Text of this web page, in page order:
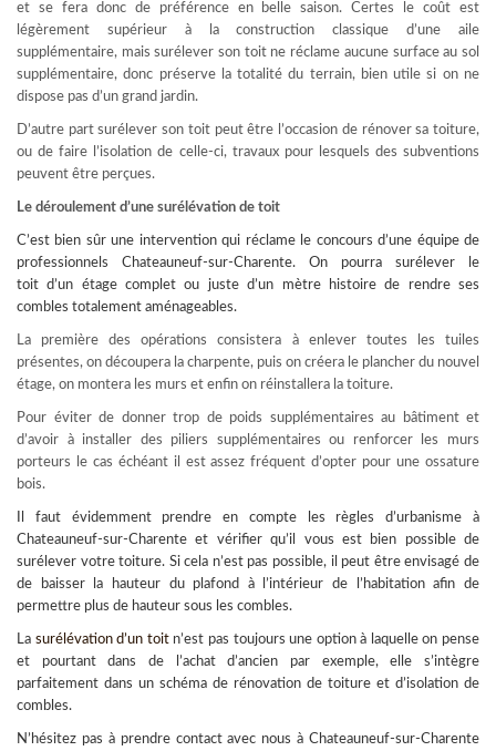
et se fera donc de préférence en belle saison. Certes le coût est
légèrement supérieur à la construction classique d’une aile
supplémentaire, mais surélever son toit ne réclame aucune surface au sol
supplémentaire, donc préserve la totalité du terrain, bien utile si on ne
dispose pas d’un grand jardin.
D’autre part surélever son toit peut être l’occasion de rénover sa toiture,
ou de faire l’isolation de celle-ci, travaux pour lesquels des subventions
peuvent être perçues.
Le déroulement d’une surélévation de toit
C’est bien sûr une intervention qui réclame le concours d’une équipe de
professionnels Chateauneuf-sur-Charente. On pourra surélever le
toit d’un étage complet ou juste d’un mètre histoire de rendre ses
combles totalement aménageables.
La première des opérations consistera à enlever toutes les tuiles
présentes, on découpera la charpente, puis on créera le plancher du nouvel
étage, on montera les murs et enfin on réinstallera la toiture.
Pour éviter de donner trop de poids supplémentaires au bâtiment et
d’avoir à installer des piliers supplémentaires ou renforcer les murs
porteurs le cas échéant il est assez fréquent d’opter pour une ossature
bois.
Il faut évidemment prendre en compte les règles d’urbanisme à
Chateauneuf-sur-Charente et vérifier qu’il vous est bien possible de
surélever votre toiture. Si cela n’est pas possible, il peut être envisagé de
de baisser la hauteur du plafond à l’intérieur de l’habitation afin de
permettre plus de hauteur sous les combles.
La surélévation d’un toitn’est pas toujours une option à laquelle on pense
et pourtant dans de l’achat d’ancien par exemple, elle s’intègre
parfaitement dans un schéma de rénovation de toiture et d’isolation de
combles.
N’hésitez pas à prendre contact avec nous à Chateauneuf-sur-Charente